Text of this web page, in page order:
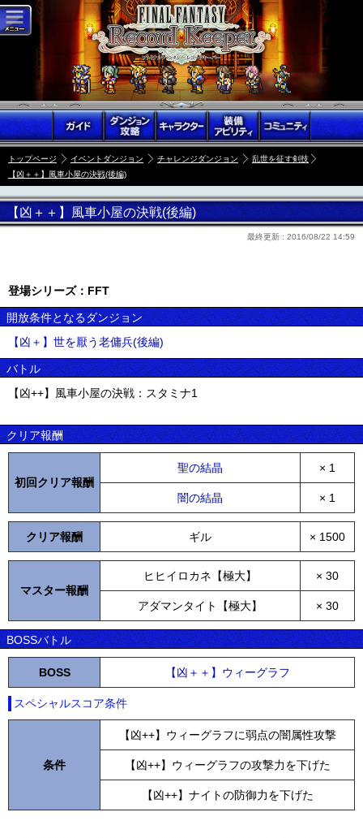
トップページ イベントダンジョン チャレンジダンジョン
乱世を征す剣技
【凶＋＋】風車小屋の決戦(後編)
【凶＋＋】風車小屋の決戦(後編)
最終更新 : 2016/08/22 14:59
登場シリーズ：FFT
開放条件となるダンジョン
【凶＋】世を厭う老傭兵(後編)
バトル
【凶++】風車小屋の決戦：スタミナ1
クリア報酬
初回クリア報酬
聖の結晶 × 1
闇の結晶 × 1
クリア報酬 ギル × 1500
マスター報酬
ヒヒイロカネ【極大】 × 30
アダマンタイト【極大】 × 30
BOSSバトル
BOSS 【凶＋＋】ウィーグラフ
スペシャルスコア条件
条件
【凶++】ウィーグラフに弱点の闇属性攻撃
【凶++】ウィーグラフの攻撃力を下げた
【凶++】ナイトの防御力を下げた